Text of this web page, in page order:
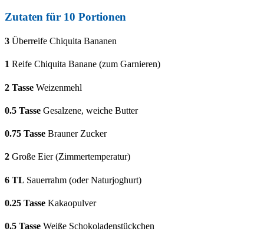
Zutaten für 10 Portionen
3 Überreife Chiquita Bananen
1 Reife Chiquita Banane (zum Garnieren)
2 Tasse Weizenmehl
0.5 Tasse Gesalzene, weiche Butter
0.75 Tasse Brauner Zucker
2 Große Eier (Zimmertemperatur)
6 TL Sauerrahm (oder Naturjoghurt)
0.25 Tasse Kakaopulver
0.5 Tasse Weiße Schokoladenstückchen